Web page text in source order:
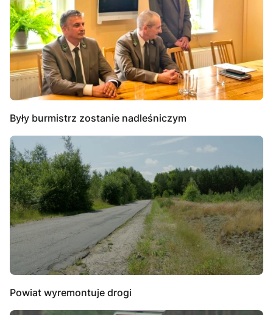
Były burmistrz zostanie nadleśniczym
Powiat wyremontuje drogi